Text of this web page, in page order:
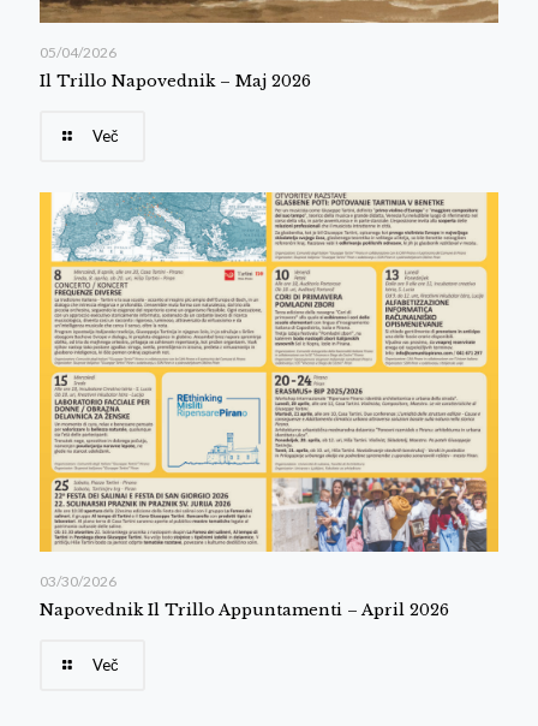
05/04/2026
Il Trillo Napovednik – Maj 2026
Več
03/30/2026
Napovednik Il Trillo Appuntamenti – April 2026
Več